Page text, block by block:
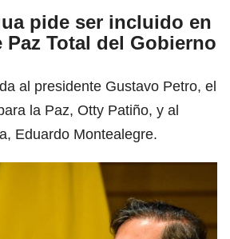
pide ser incluido en
Total del Gobierno
al presidente Gustavo Petro, el
la Paz, Otty Patiño, y al
Eduardo Montealegre.